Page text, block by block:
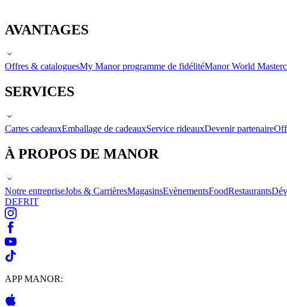
AVANTAGES
Offres & cataloguesMy Manor programme de fidélitéManor World
SERVICES
Cartes cadeauxEmballage de cadeauxService rideauxDevenir partenaire
À PROPOS DE MANOR
Notre entrepriseJobs & CarrièresMagasinsEvènementsFoodRestaurants
DEFRIT
APP MANOR: